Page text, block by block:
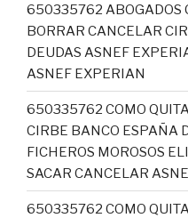
650335762 ABOGADOS
BORRAR CANCELAR
DEUDAS ASNEF
ASNEF EXPERIAN
650335762 COMO
CIRBE BANCO ESPAÑA
FICHEROS MOROSOS
SACAR CANCELAR
650335762 COMO